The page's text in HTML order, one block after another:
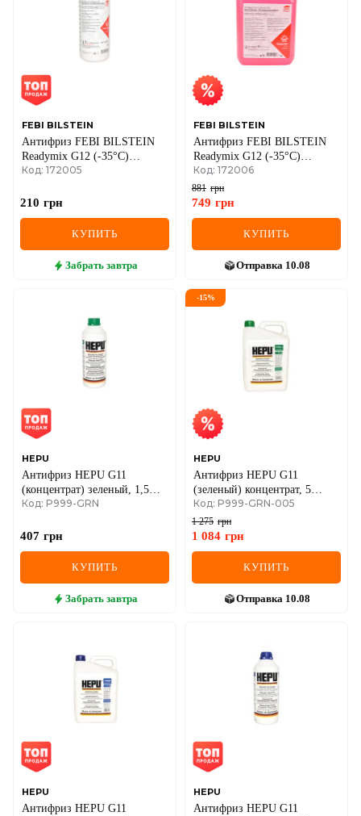
JEEP
LANCIA
LEXUS
LINCOLN
MERCEDES-BENZ
MITSUBISHI
NISSAN
OPEL
POLESTAR
RENAULT
SKODA
SMART
FEBI BILSTEIN
Антифриз FEBI BILSTEIN
Readymix G12 (-35°C)
(красный), 1 литр
Код: 172005
210 грн
КУПИТЬ
Забрать завтра
FEBI BILSTEIN
Антифриз FEBI BILSTEIN
Readymix G12 (-35°C)
(красный), 5 литров
Код: 172006
881 грн
749 грн
КУПИТЬ
Отправка 10.08
HEPU
Антифриз HEPU G11
(концентрат) зеленый, 1,5
литра
Код: P999-GRN
407 грн
КУПИТЬ
Забрать завтра
-15%
HEPU
Антифриз HEPU G11
(зеленый) концентрат, 5
литров
Код: P999-GRN-005
1 275 грн
1 084 грн
КУПИТЬ
Отправка 10.08
HEPU
Антифриз HEPU G11
HEPU
Антифриз HEPU G11